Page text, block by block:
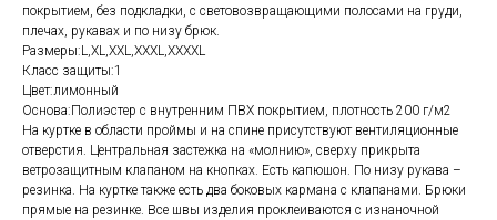
покрытием, без подкладки, с световозвращающими полосами на груди,
плечах, рукавах и по низу брюк.
Размеры:L,XL,XXL,XXXL,XXXXL
Класс защиты:1
Цвет:лимонный
Основа:Полиэстер с внутренним ПВХ покрытием, плотность 200 г/м2
На куртке в области проймы и на спине присутствуют вентиляционные
отверстия. Центральная застежка на «молнию», сверху прикрыта
ветрозащитным клапаном на кнопках. Есть капюшон. По низу рукава –
резинка. На куртке также есть два боковых кармана с клапанами. Брюки
прямые на резинке. Все швы изделия проклеиваются с изнаночной